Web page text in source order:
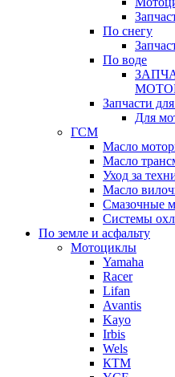
По снегу
По воде
Запчасти
Для
ГСМ
Масло
Масло
Уход за
Масло
Смазочные
Системы
По земле и асфальту
Мотоциклы
Yamaha
Racer
Lifan
Avantis
Kayo
Irbis
Wels
КТМ